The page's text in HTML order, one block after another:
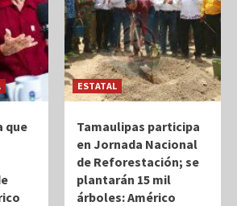
que
ESTATAL
Tamaulipas participa
en Jornada Nacional
de Reforestación; se
plantarán 15 mil
árboles: Américo